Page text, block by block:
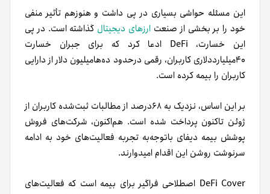
این مسئله حواشی بسیاری در پی داشت و هنوز‌هم تأثیر منفی
خود را بر بخشی از صنعت ارزهای دیجیتال گذاشته است. در پی
این خسارت، DeFi ادعا کرد که برای جبران خسارت
۴۰میلیارد‌دلاری کاربران، رقمی در‌حدود ده‌ها‌میلیون دلار از دارایی‌
کاربران را بیمه کرده است.
بر این اساس، نزدیک به ۶۸درصد از مطالبات ثبت‌شده کاربران از
ژوئن تاکنون پرداخت شده است. هم‌اکنون، شرکت‌های فروش
پوشش بیمه دیفای با‌توجه‌به تجربه فعالیت‌های خود به ادامه
سرنوشت روشن این اقدام امیدوار‌ند.
DeFi Cover اصطلاحی فراگیر برای بیمه است که فعالیت‌های